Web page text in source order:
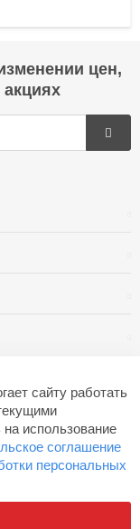
сайту работать
использование
соглашение
персональных
цен,